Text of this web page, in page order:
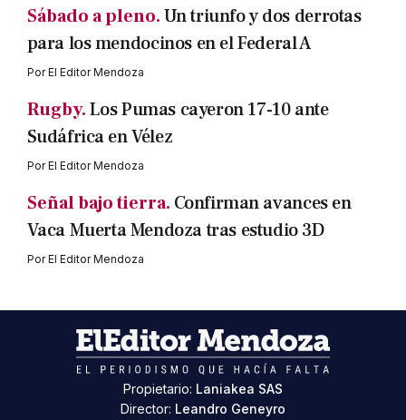
Sábado a pleno.Un triunfo y dos derrotas
para los mendocinos en el Federal A
PorEl Editor Mendoza
Rugby.Los Pumas cayeron 17-10 ante
Sudáfrica en Vélez
PorEl Editor Mendoza
Señal bajo tierra. Confirman avances en
Vaca Muerta Mendoza tras estudio 3D
PorEl Editor Mendoza
Propietario: Laniakea SAS
Director: Leandro Geneyro